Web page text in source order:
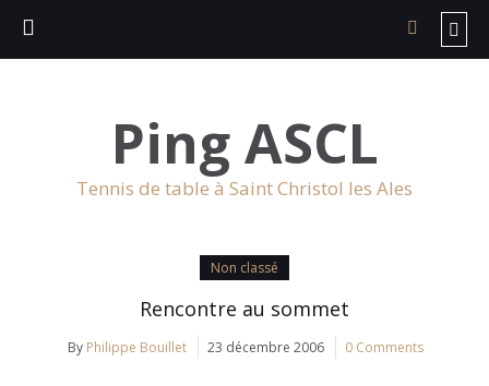
Ping ASCL
Tennis de table à Saint Christol les Ales
Non classé
Rencontre au sommet
By Philippe Bouillet 23 décembre 2006 0 Comments